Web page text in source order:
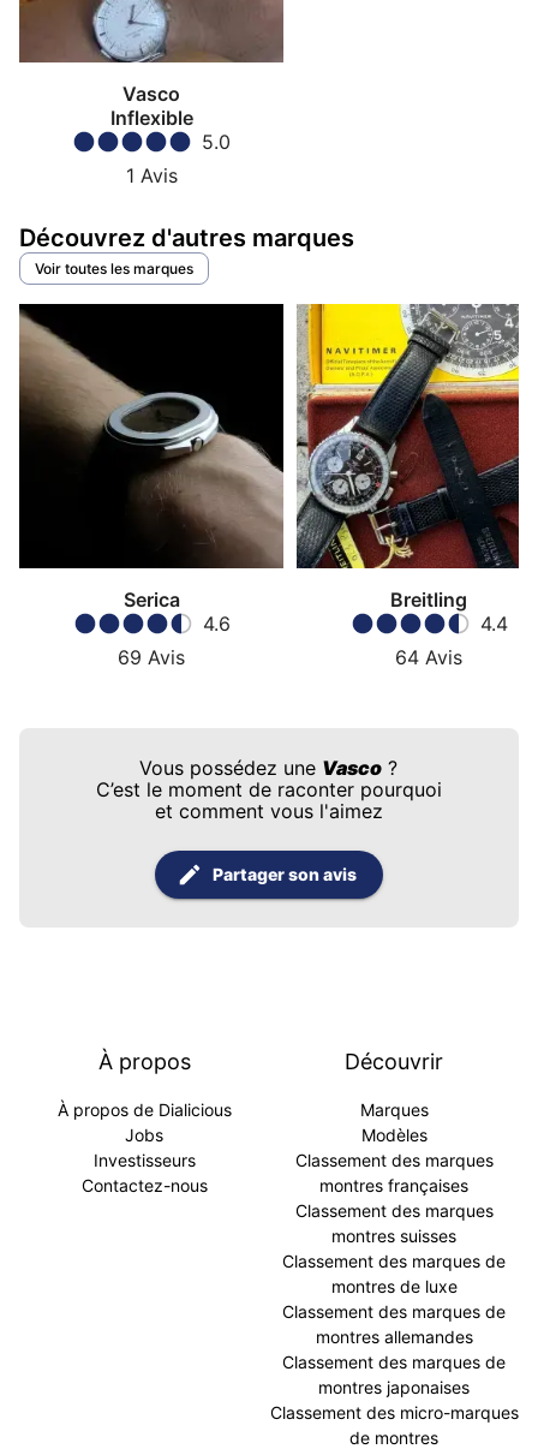
Vasco
Inflexible
5.0
1 Avis
Découvrez d'autres marques
Voir toutes les marques
Serica
4.6
69 Avis
Breitling
4.4
64 Avis
Vous possédez une Vasco ?
C’est le moment de raconter pourquoi
et comment vous l'aimez
Partager son avis
À propos
À propos de Dialicious
Jobs
Investisseurs
Contactez-nous
Découvrir
Marques
Modèles
Classement des marques
montres françaises
Classement des marques
montres suisses
Classement des marques de
montres de luxe
Classement des marques de
montres allemandes
Classement des marques de
montres japonaises
Classement des micro-marques
de montres